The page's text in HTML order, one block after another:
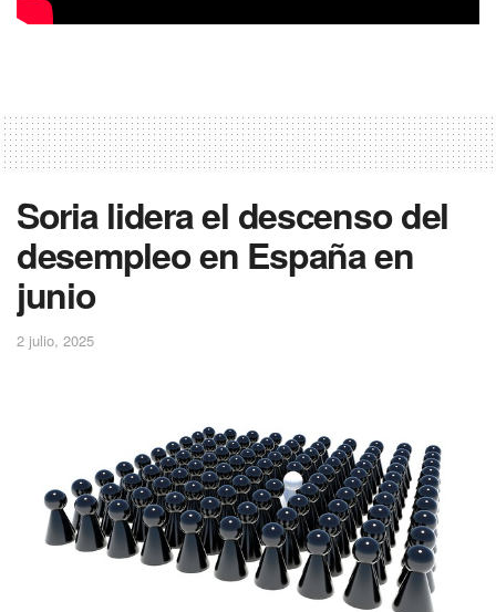
Soria lidera el descenso del
desempleo en España en
junio
2 julio, 2025